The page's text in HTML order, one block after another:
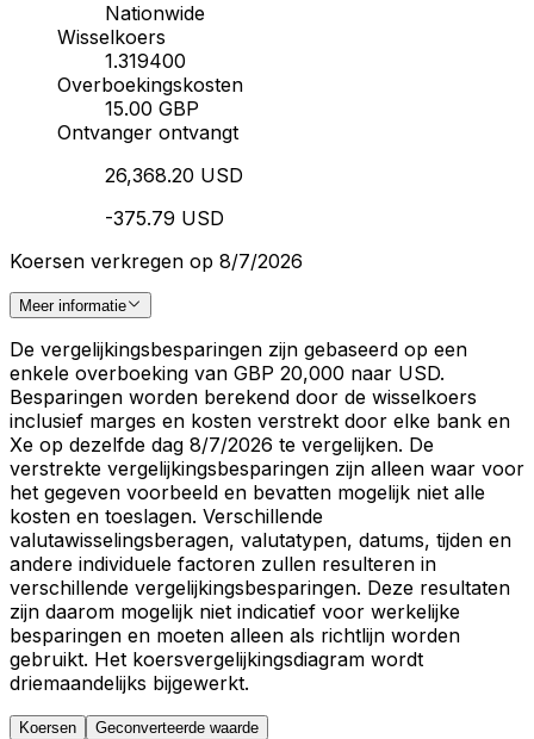
Nationwide
Wisselkoers
1.319400
Overboekingskosten
15.00 GBP
Ontvanger ontvangt
26,368.20 USD
-375.79 USD
Koersen verkregen op 8/7/2026
Meer informatie
De vergelijkingsbesparingen zijn gebaseerd op een
enkele overboeking van GBP 20,000 naar USD.
Besparingen worden berekend door de wisselkoers
inclusief marges en kosten verstrekt door elke bank en
Xe op dezelfde dag 8/7/2026 te vergelijken. De
verstrekte vergelijkingsbesparingen zijn alleen waar voor
het gegeven voorbeeld en bevatten mogelijk niet alle
kosten en toeslagen. Verschillende
valutawisselingsberagen, valutatypen, datums, tijden en
andere individuele factoren zullen resulteren in
verschillende vergelijkingsbesparingen. Deze resultaten
zijn daarom mogelijk niet indicatief voor werkelijke
besparingen en moeten alleen als richtlijn worden
gebruikt. Het koersvergelijkingsdiagram wordt
driemaandelijks bijgewerkt.
Koersen Geconverteerde waarde